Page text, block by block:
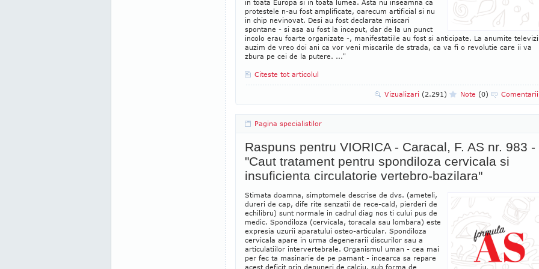
in toata Europa si in toata lumea. Asta nu inseamna ca
protestele n-au fost amplificate, oarecum artificial si nu
in chip nevinovat. Desi au fost declarate miscari
spontane - si asa au fost la inceput, dar de la un punct
incolo erau foarte organizate -, manifestatiile au fost si anticipate. La anumite
auzim de vreo doi ani ca vor veni miscarile de strada, ca va fi o revolutie care ii va
zbura pe cei de la putere. ..."
Citeste tot articolul
Vizualizari (2.291) Note (0) Comentarii
Pagina specialistilor
Raspuns pentru VIORICA - Caracal, F. AS nr. 983 -
"Caut tratament pentru spondiloza cervicala si
insuficienta circulatorie vertebro-bazilara"
Stimata doamna, simptomele descrise de dvs. (ameteli,
dureri de cap, dife rite senzatii de rece-cald, pierderi de
echilibru) sunt normale in cadrul diag nos ti cului pus de
medic. Spondiloza (cervicala, toracala sau lombara) este
expresia uzurii aparatului osteo-articular. Spondiloza
cervicala apare in urma degenerarii discurilor sau a
articulatiilor intervertebrale. Organismul uman - cea mai
per fec ta masinarie de pe pamant - incearca sa repare
acest deficit prin depuneri de calciu, sub forma de